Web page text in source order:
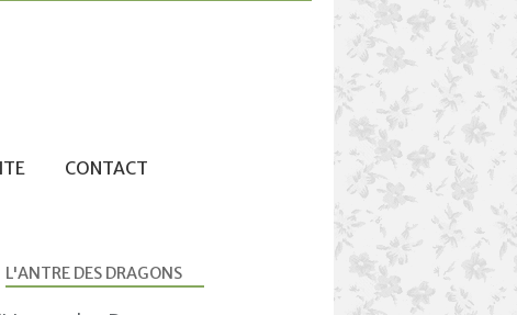
CONTACT
L'ANTRE DES DRAGONS